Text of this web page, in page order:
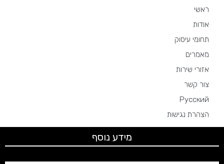
ראשי
אודות
תחומי עיסוק
מאמרים
אזורי שירות
צור קשר
Русский
הצהרת נגישות
מידע נוסף